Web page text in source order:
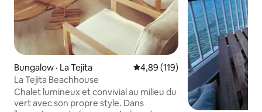
Bungalow · La Tejita Note moyenne de 4,89 sur 5,
4,89 (119)
La Tejita Beachhouse
Chalet lumineux et convivial au milieu du
vert avec son propre style. Dans